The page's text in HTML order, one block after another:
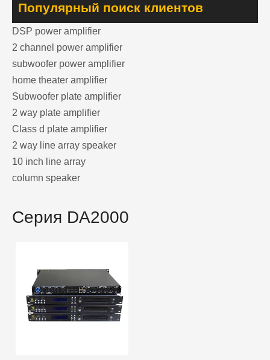
Популярный поиск клиентов
DSP power amplifier
2 channel power amplifier
subwoofer power amplifier
home theater amplifier
Subwoofer plate amplifier
2 way plate amplifier
Class d plate amplifier
2 way line array speaker
10 inch line array
column speaker
Серия DA2000